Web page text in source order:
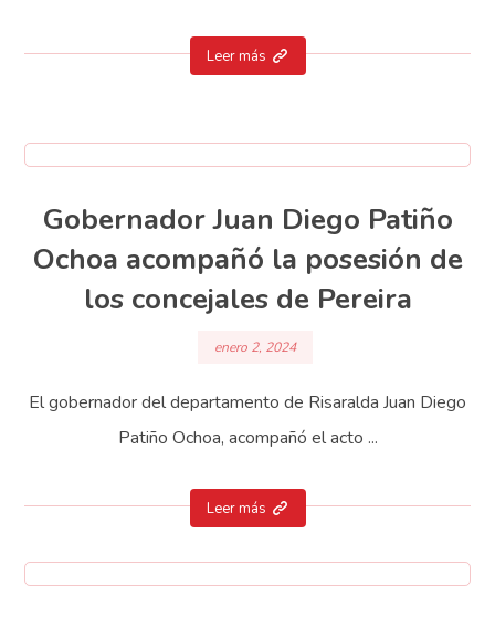
Leer más
Gobernador Juan Diego Patiño
Ochoa acompañó la posesión de
los concejales de Pereira
enero 2, 2024
El gobernador del departamento de Risaralda Juan Diego
Patiño Ochoa, acompañó el acto ...
Leer más